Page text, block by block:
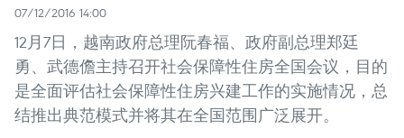
07/12/2016 14:00
12月7日，越南政府总理阮春福、政府副总理郑廷
勇、武德儋主持召开社会保障性住房全国会议，目的
是全面评估社会保障性住房兴建工作的实施情况，总
结推出典范模式并将其在全国范围广泛展开。